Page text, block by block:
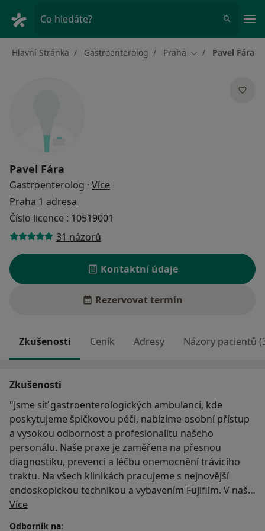
Co hledáte?
Hlavní Stránka Gastroenterolog Praha Změna města
Pavel Fára
Pavel Fára
Gastroenterolog · Více
Praha 1 adresa
Číslo licence : 10519001
31 názorů
Kontaktní údaje
Rezervovat termín
Zkušenosti Ceník Adresy Názory pacientů
Zkušenosti
"Jsme síť gastroenterologických ambulancí, kde
poskytujeme špičkovou péči, nabízíme osobní přístup
a vysokou odbornost a profesionalitu našeho
personálu. Naše praxe je zaměřena na přesnou
diagnostiku, prevenci a léčbu onemocnění trávicího
traktu. Na všech klinikách pracujeme s nejnovější
endoskopickou technikou a vybavením Fujifilm. V naší
gastroenterologické ambulanci provádíme
gastroskopie (klasickým i tenkým endoskopem přes
Více
Odborník na: